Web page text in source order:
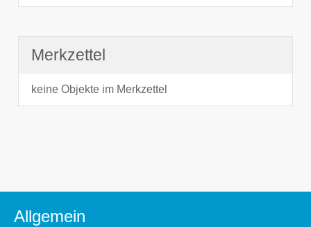
Merkzettel
keine Objekte im Merkzettel
Allgemein